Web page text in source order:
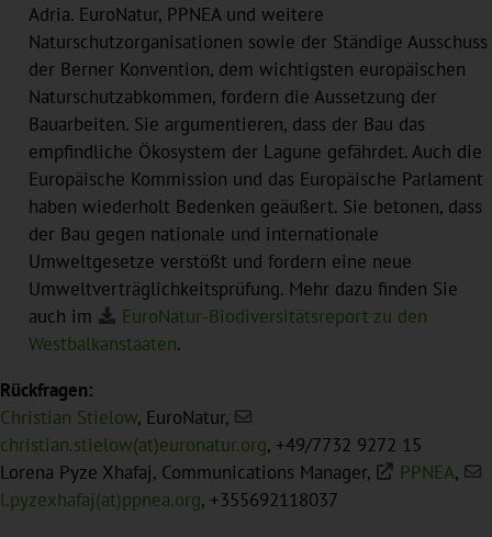
Adria. EuroNatur, PPNEA und weitere
Naturschutzorganisationen sowie der Ständige Ausschuss
der Berner Konvention, dem wichtigsten europäischen
Naturschutzabkommen, fordern die Aussetzung der
Bauarbeiten. Sie argumentieren, dass der Bau das
empfindliche Ökosystem der Lagune gefährdet. Auch die
Europäische Kommission und das Europäische Parlament
haben wiederholt Bedenken geäußert. Sie betonen, dass
der Bau gegen nationale und internationale
Umweltgesetze verstößt und fordern eine neue
Umweltverträglichkeitsprüfung. Mehr dazu finden Sie
auch im
EuroNatur-Biodiversitätsreport zu den
Westbalkanstaaten.
Rückfragen:
Christian Stielow, EuroNatur,
christian.stielow(at)euronatur.org, +49/7732 9272 15
Lorena Pyze Xhafaj, Communications Manager,
PPNEA,
l.pyzexhafaj(at)ppnea.org, +355692118037